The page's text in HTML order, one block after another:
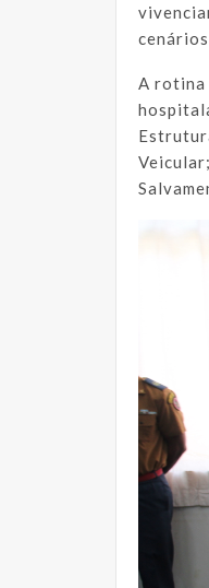
A rotina